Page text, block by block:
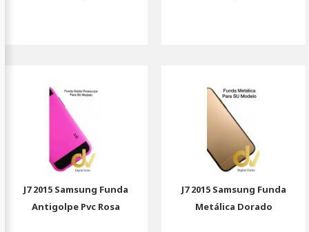
J7 2015 Samsung Funda
Antigolpe Pvc Rosa
J7 2015 Samsung Funda
Metálica Dorado